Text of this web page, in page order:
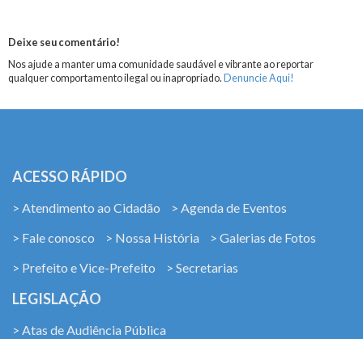
Deixe seu comentário!
Nos ajude a manter uma comunidade saudável e vibrante ao reportar
qualquer comportamento ilegal ou inapropriado. Denuncie Aqui!
ACESSO RÁPIDO
> Atendimento ao Cidadão
> Agenda de Eventos
> Fale conosco
> Nossa História
> Galerias de Fotos
> Prefeito e Vice-Prefeito
> Secretarias
LEGISLAÇÃO
> Atas de Audiência Pública